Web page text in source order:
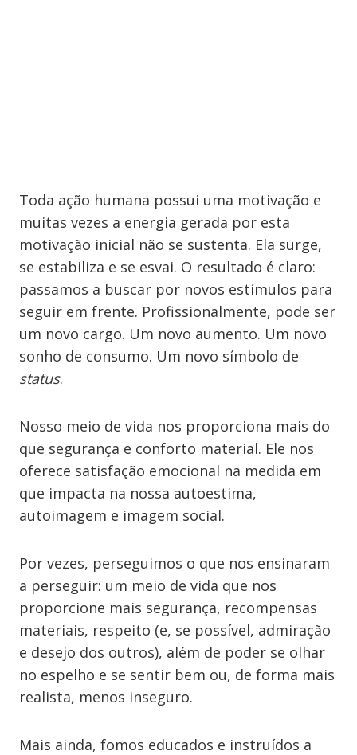
Toda ação humana possui uma motivação e
muitas vezes a energia gerada por esta
motivação inicial não se sustenta. Ela surge,
se estabiliza e se esvai. O resultado é claro:
passamos a buscar por novos estímulos para
seguir em frente. Profissionalmente, pode ser
um novo cargo. Um novo aumento. Um novo
sonho de consumo. Um novo símbolo de
status.
Nosso meio de vida nos proporciona mais do
que segurança e conforto material. Ele nos
oferece satisfação emocional na medida em
que impacta na nossa autoestima,
autoimagem e imagem social.
Por vezes, perseguimos o que nos ensinaram
a perseguir: um meio de vida que nos
proporcione mais segurança, recompensas
materiais, respeito (e, se possível, admiração
e desejo dos outros), além de poder se olhar
no espelho e se sentir bem ou, de forma mais
realista, menos inseguro.
Mais ainda, fomos educados e instruídos a